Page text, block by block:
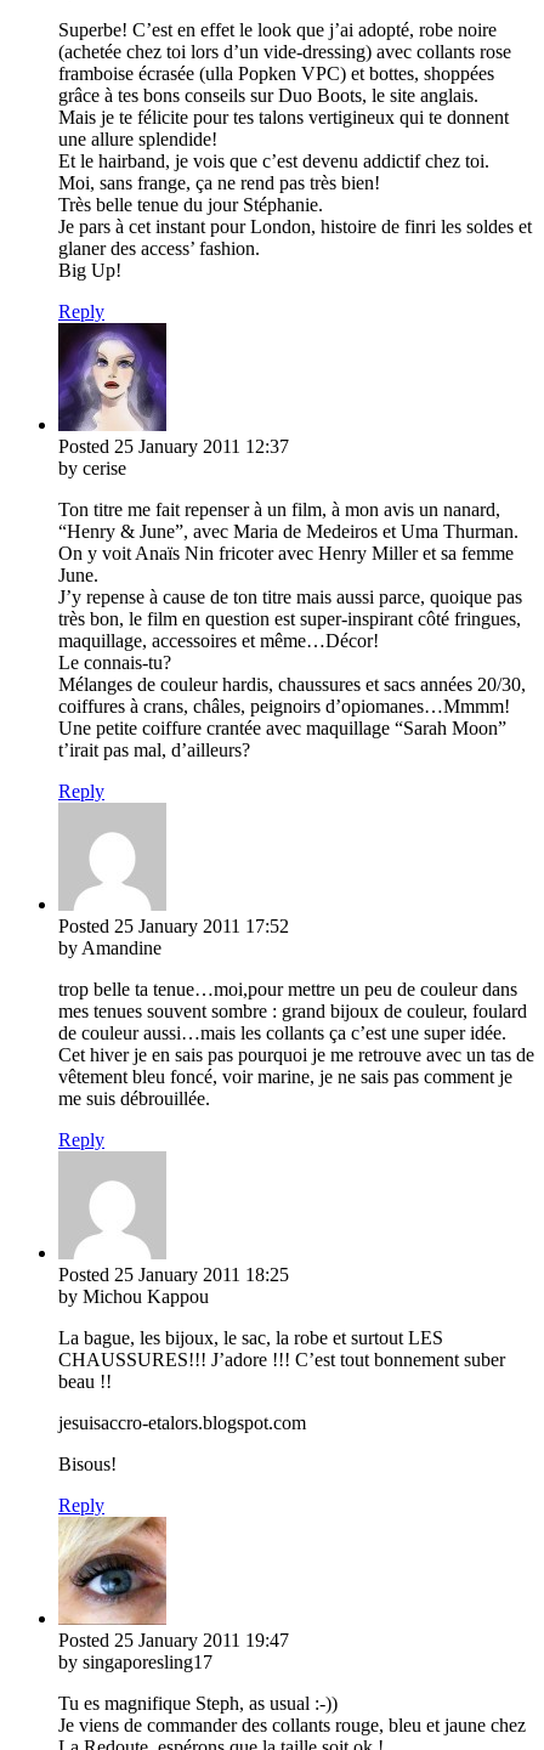
Superbe! C’est en effet le look que j’ai adopté, robe noire
(achetée chez toi lors d’un vide-dressing) avec collants rose
framboise écrasée (ulla Popken VPC) et bottes, shoppées
grâce à tes bons conseils sur Duo Boots, le site anglais.
Mais je te félicite pour tes talons vertigineux qui te donnent
une allure splendide!
Et le hairband, je vois que c’est devenu addictif chez toi.
Moi, sans frange, ça ne rend pas très bien!
Très belle tenue du jour Stéphanie.
Je pars à cet instant pour London, histoire de finri les soldes et
glaner des access’ fashion.
Big Up!
Reply
Posted 25 January 2011 12:37
by cerise
Ton titre me fait repenser à un film, à mon avis un nanard,
“Henry & June”, avec Maria de Medeiros et Uma Thurman.
On y voit Anaïs Nin fricoter avec Henry Miller et sa femme
June.
J’y repense à cause de ton titre mais aussi parce, quoique pas
très bon, le film en question est super-inspirant côté fringues,
maquillage, accessoires et même…Décor!
Le connais-tu?
Mélanges de couleur hardis, chaussures et sacs années 20/30,
coiffures à crans, châles, peignoirs d’opiomanes…Mmmm!
Une petite coiffure crantée avec maquillage “Sarah Moon”
t’irait pas mal, d’ailleurs?
Reply
Posted 25 January 2011 17:52
by Amandine
trop belle ta tenue…moi,pour mettre un peu de couleur dans
mes tenues souvent sombre : grand bijoux de couleur, foulard
de couleur aussi…mais les collants ça c’est une super idée.
Cet hiver je en sais pas pourquoi je me retrouve avec un tas de
vêtement bleu foncé, voir marine, je ne sais pas comment je
me suis débrouillée.
Reply
Posted 25 January 2011 18:25
by Michou Kappou
La bague, les bijoux, le sac, la robe et surtout LES
CHAUSSURES!!! J’adore !!! C’est tout bonnement suber
beau !!
jesuisaccro-etalors.blogspot.com
Bisous!
Reply
Posted 25 January 2011 19:47
by singaporesling17
Tu es magnifique Steph, as usual :-))
Je viens de commander des collants rouge, bleu et jaune chez